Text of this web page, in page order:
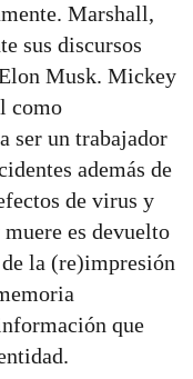
Marshall,
sus discursos
Musk. Mickey
como
ser un trabajador
además de
de virus y
es devuelto
la (re)impresión
que